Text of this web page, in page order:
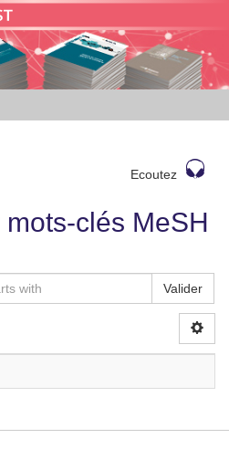
Ecoutez
clés MeSH
Valider